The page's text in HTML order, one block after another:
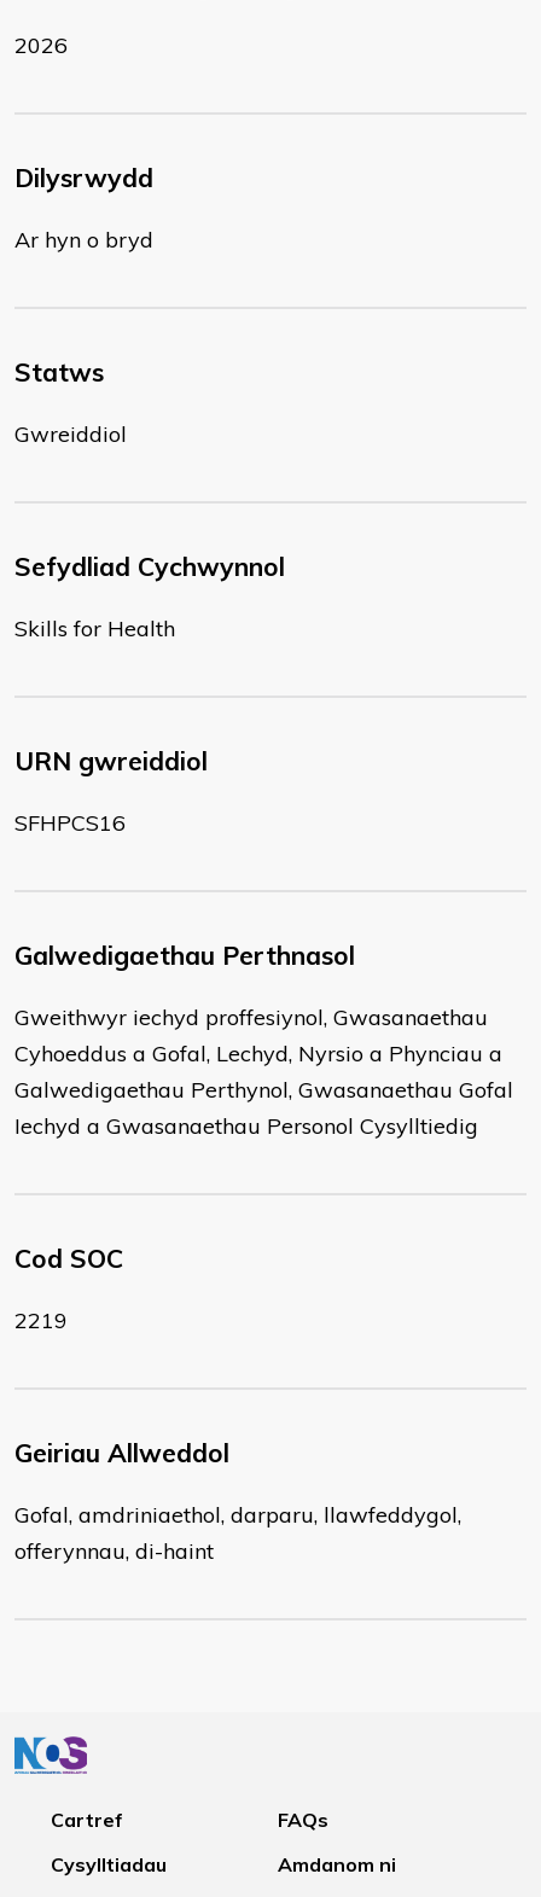
2026
Dilysrwydd
Ar hyn o bryd
Statws
Gwreiddiol
Sefydliad Cychwynnol
Skills for Health
URN gwreiddiol
SFHPCS16
Galwedigaethau Perthnasol
Gweithwyr iechyd proffesiynol, Gwasanaethau
Cyhoeddus a Gofal, Lechyd, Nyrsio a Phynciau a
Galwedigaethau Perthynol, Gwasanaethau Gofal
Iechyd a Gwasanaethau Personol Cysylltiedig
Cod SOC
2219
Geiriau Allweddol
Gofal, amdriniaethol, darparu, llawfeddygol,
offerynnau, di-haint
Cartref
FAQs
Cysylltiadau
Amdanom ni